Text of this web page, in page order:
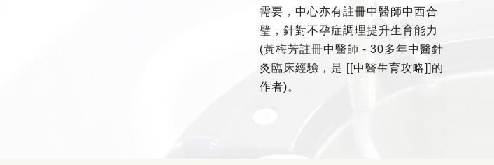
需要，中心亦有註冊中醫師中西合
璧，針對不孕症調理提升生育能力
(黃梅芳註冊中醫師 - 30多年中醫針
灸臨床經驗，是 [[中醫生育攻略]]的
作者)。